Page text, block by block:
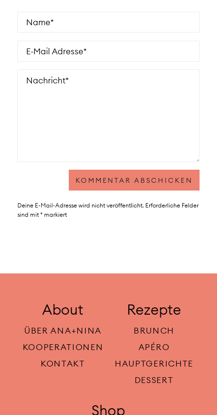
Deine E-Mail-Adresse wird nicht veröffentlicht. Erforderliche Felder
sind mit *markiert
About
ÜBER ANA+NINA
KOOPERATIONEN
KONTAKT
Rezepte
BRUNCH
APÉRO
HAUPTGERICHTE
DESSERT
Shop